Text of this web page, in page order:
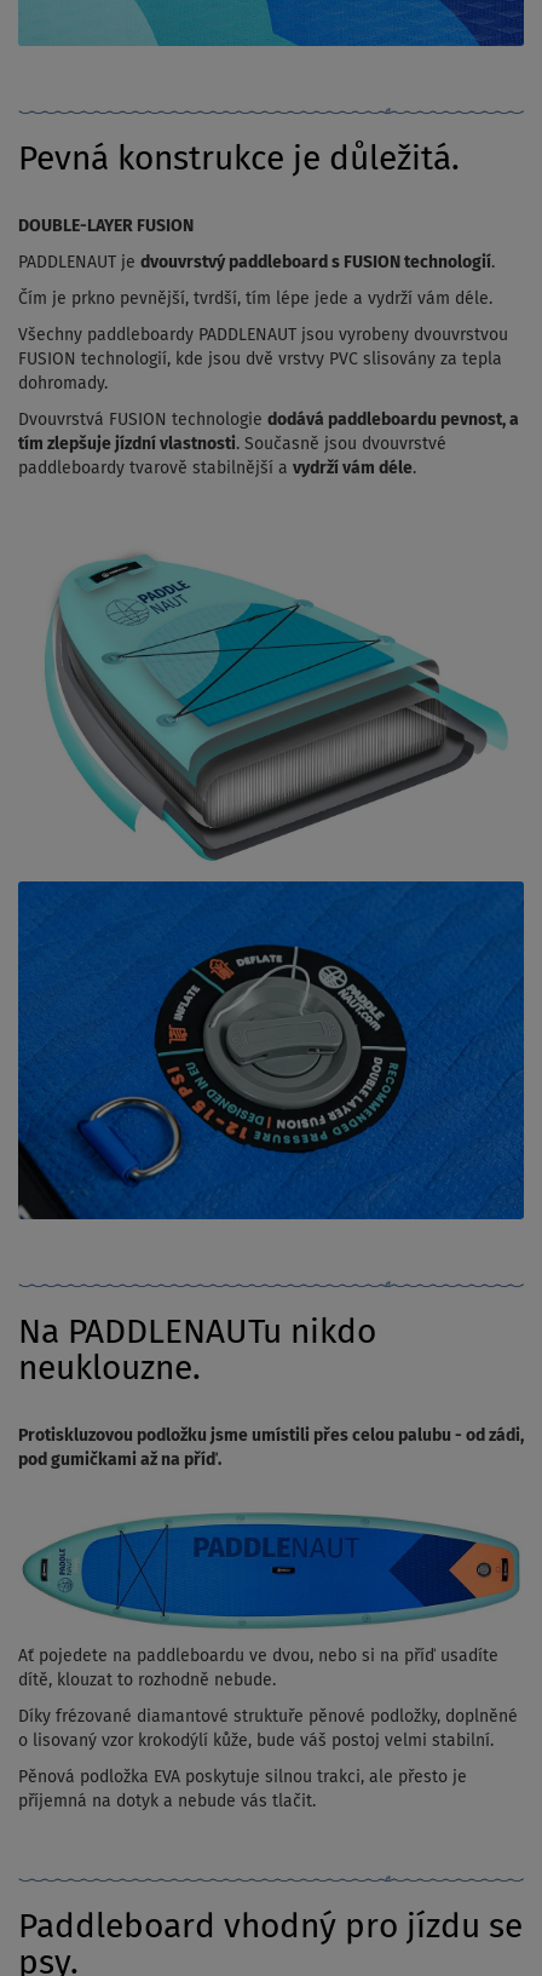
Pevná konstrukce je důležitá.
DOUBLE-LAYER FUSION
PADDLENAUT je dvouvrstvý paddleboard s FUSION technologií.
Čím je prkno pevnější, tvrdší, tím lépe jede a vydrží vám déle.
Všechny paddleboardy PADDLENAUT jsou vyrobeny dvouvrstvou
FUSION technologií, kde jsou dvě vrstvy PVC slisovány za tepla
dohromady.
Dvouvrstvá FUSION technologie dodává paddleboardu pevnost, a
tím zlepšuje jízdní vlastnosti. Současně jsou dvouvrstvé
paddleboardy tvarově stabilnější a vydrží vám déle.
Na PADDLENAUTu nikdo
neuklouzne.
Protiskluzovou podložku jsme umístili přes celou palubu - od zádi,
pod gumičkami až na příď.
Ať pojedete na paddleboardu ve dvou, nebo si na příď usadíte
dítě, klouzat to rozhodně nebude.
Díky frézované diamantové struktuře pěnové podložky, doplněné
o lisovaný vzor krokodýlí kůže, bude váš postoj velmi stabilní.
Pěnová podložka EVA poskytuje silnou trakci, ale přesto je
příjemná na dotyk a nebude vás tlačit.
Paddleboard vhodný pro jízdu se
psy.